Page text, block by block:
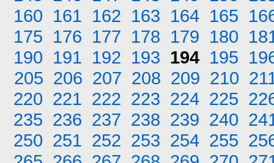
160 161 162 163 164 165
175 176 177 178 179 180
190 191 192 193 194 195
205 206 207 208 209 210
220 221 222 223 224 225
235 236 237 238 239 240
250 251 252 253 254 255